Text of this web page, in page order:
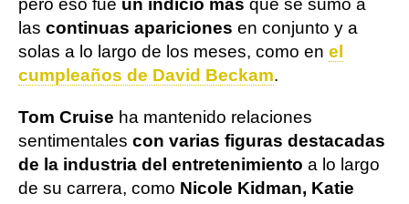
pero eso fue un indicio más que se sumó a
las continuas apariciones en conjunto y a
solas a lo largo de los meses, como en el
cumpleaños de David Beckam.
Tom Cruise ha mantenido relaciones
sentimentales con varias figuras destacadas
de la industria del entretenimiento a lo largo
de su carrera, como Nicole Kidman, Katie